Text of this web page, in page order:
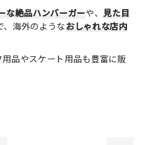
な絶品ハンバーガーや、 見た目
、海外のようなおしゃれな店内
品やスケート用品も豊富に販